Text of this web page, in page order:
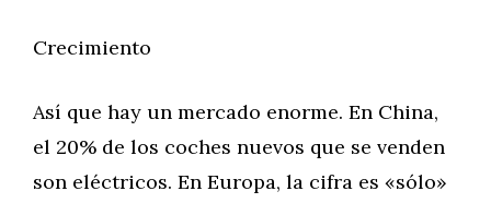
Crecimiento
Así que hay un mercado enorme. En China,
el 20% de los coches nuevos que se venden
son eléctricos. En Europa, la cifra es «sólo»